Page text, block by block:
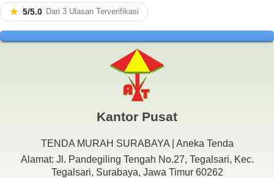
★ 5/5.0 Dari 3 Ulasan Terverifikasi
Kantor Pusat
TENDA MURAH SURABAYA | Aneka Tenda
Alamat: Jl. Pandegiling Tengah No.27, Tegalsari, Kec.
Tegalsari, Surabaya, Jawa Timur 60262